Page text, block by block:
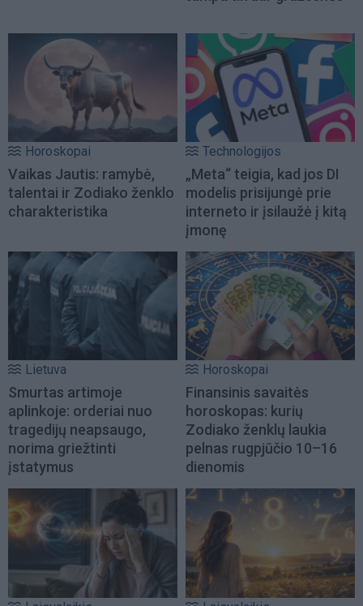
Horoskopai
Vaikas Jautis: ramybė,
talentai ir Zodiako ženklo
charakteristika
Technologijos
„Meta“ teigia, kad jos DI
modelis prisijungė prie
interneto ir įsilaužė į kitą
įmonę
Lietuva
Smurtas artimoje
aplinkoje: orderiai nuo
tragedijų neapsaugo,
norima griežtinti
įstatymus
Horoskopai
Finansinis savaitės
horoskopas: kurių
Zodiako ženklų laukia
pelnas rugpjūčio 10–16
dienomis